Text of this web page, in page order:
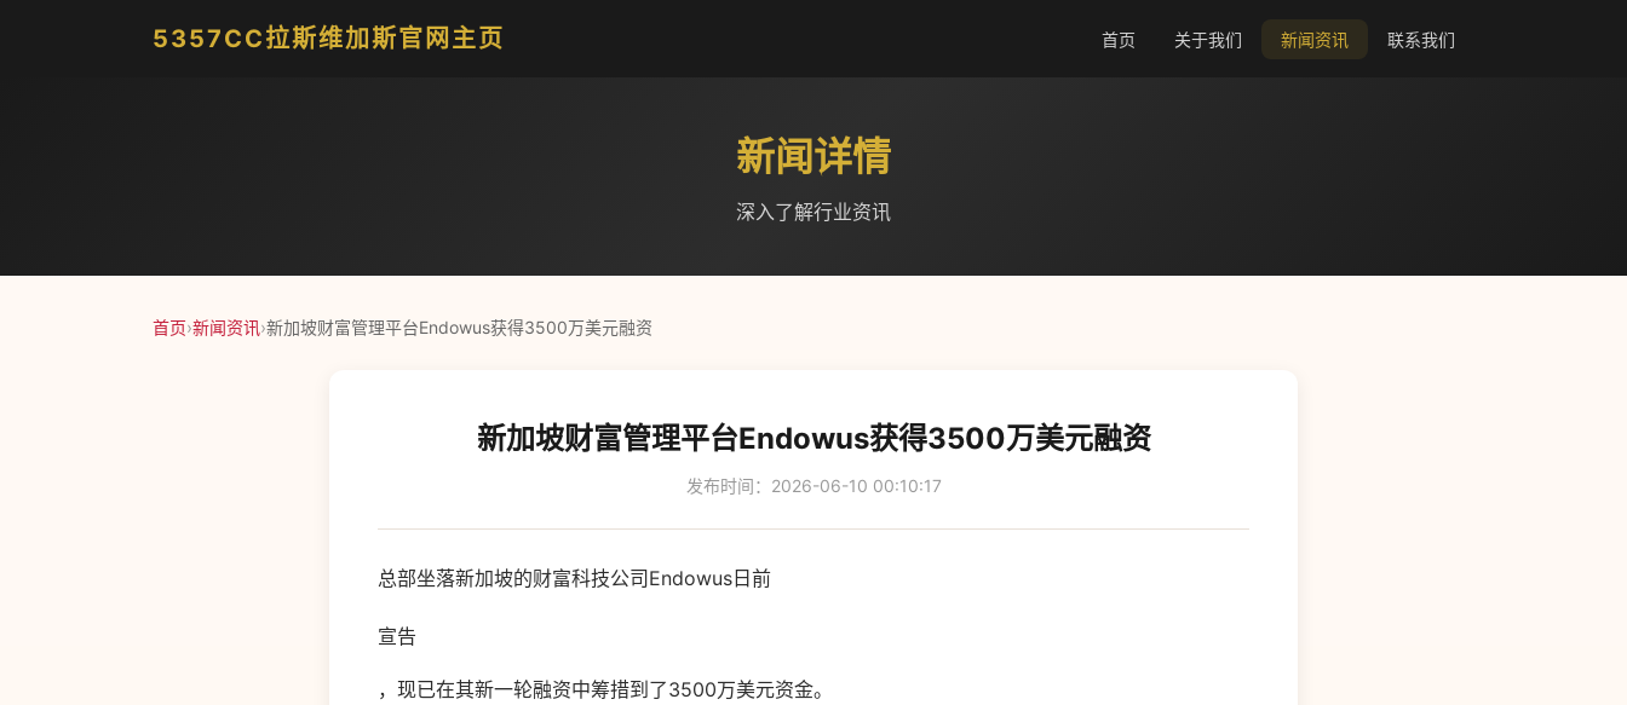
5357CC拉斯维加斯官网主页 首页 关于我们 新闻资讯 联系我们
新闻详情
深入了解行业资讯
首页›新闻资讯›新加坡财富管理平台Endowus获得3500万美元融资
新加坡财富管理平台Endowus获得3500万美元融资
发布时间：2026-06-10 00:10:17
总部坐落新加坡的财富科技公司Endowus日前
宣告
，现已在其新一轮融资中筹措到了3500万美元资金。